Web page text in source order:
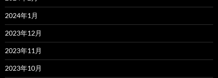
2024年1月
2023年12月
2023年11月
2023年10月